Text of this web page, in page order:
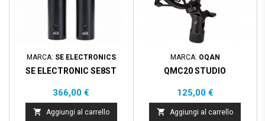
MARCA: SE ELECTRONICS
SE ELECTRONIC SE8ST
Prezzo
366,00 €
 Aggiungi al carrello
MARCA: OQAN
QMC20 STUDIO
Prezzo
125,00 €
 Aggiungi al carrello